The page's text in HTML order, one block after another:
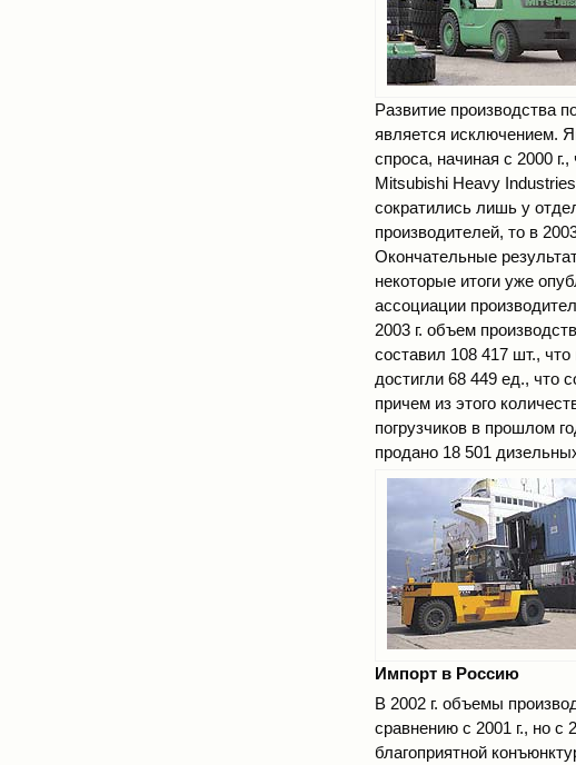
Развитие производства
является исключением.
спроса, начиная с 2000
Mitsubishi Heavy
сократились лишь у
производителей, то в
Окончательные
некоторые итоги уже
ассоциации
2003 г. объем
составил 108 417 шт.,
достигли 68 449 ед., что
причем из этого
погрузчиков в прошлом
продано 18 501
Импорт в Россию
В 2002 г. объемы
сравнению с 2001 г., но с
благоприятной